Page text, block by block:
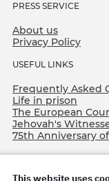
PRESS SERVICE
About us
Privacy Policy
USEFUL LINKS
Frequently Asked
Life in prison
The European
Jehovah's
75th Anniversary
This website uses